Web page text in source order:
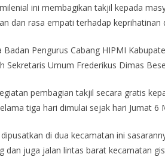
ini membagikan takjil kepada
dan rasa empati terhadap keprihatinan
Pengurus Cabang HIPMI
Sekretaris Umum Frederikus Dimas
pembagian takjil secara gratis
tiga hari dimulai sejak hari Jumat
di dua kecamatan ini
dan juga jalan lintas barat kecamatan